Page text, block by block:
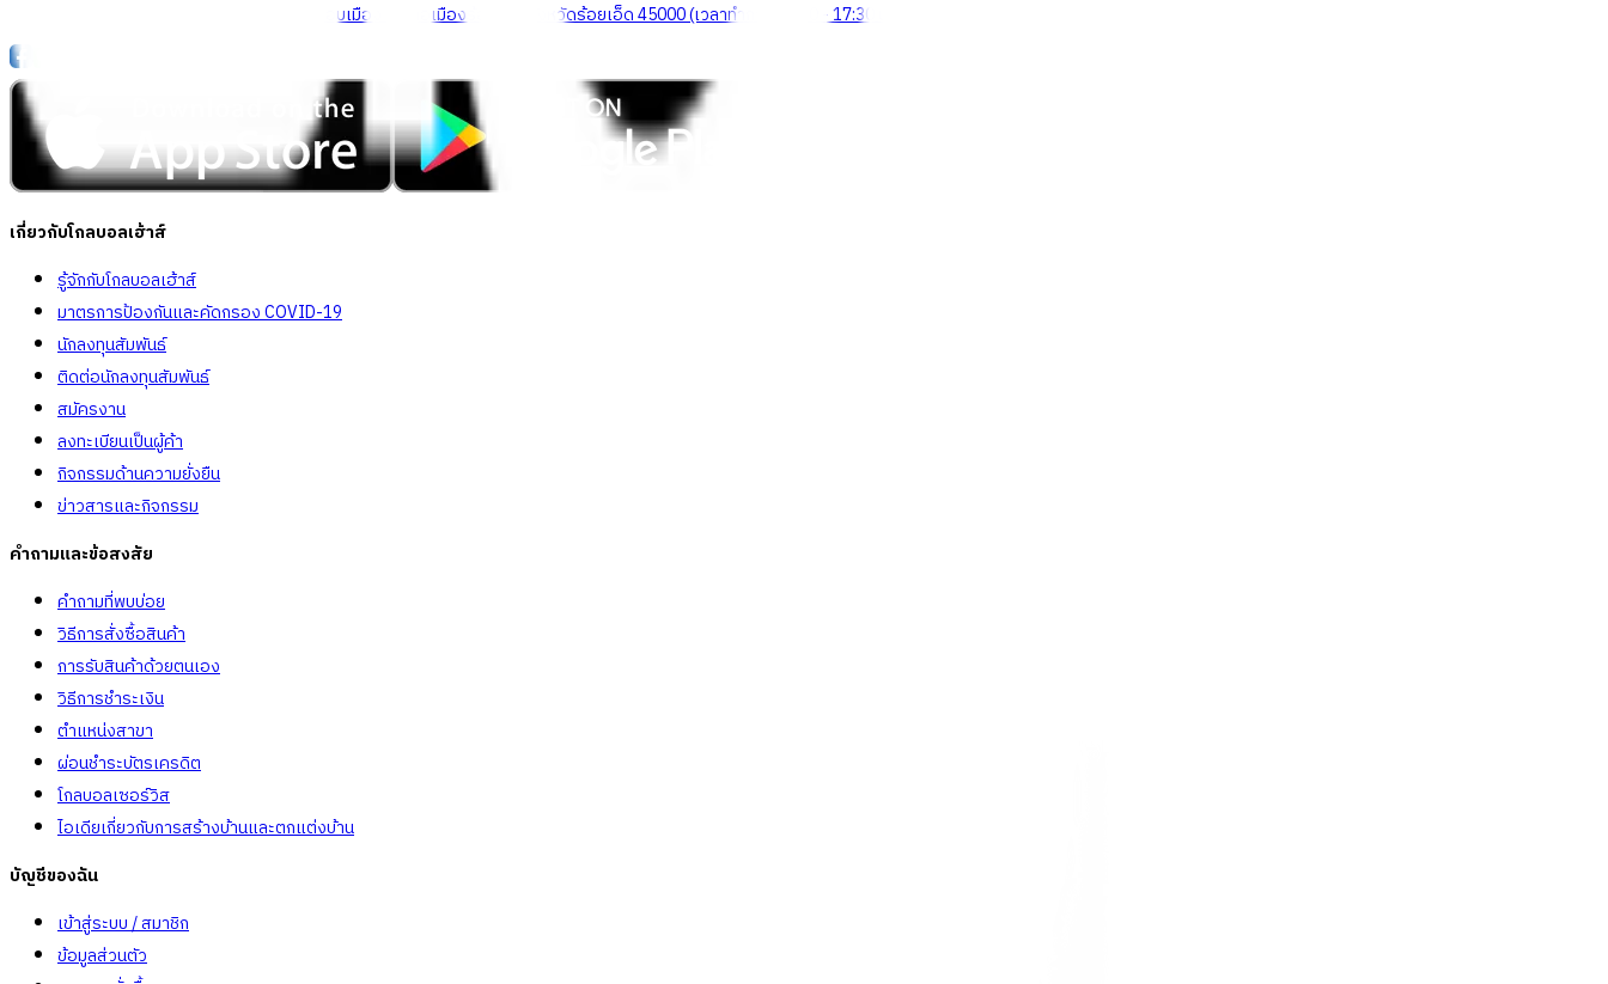
สำนักงานใหญ่: 232 หมู่ที่ 19 ตำบลรอบเมือง อำเภอเมืองร้อยเอ็ด จังหวัดร้อยเอ็ด 45000 (เวลาทำการ 08:30 - 17:30 น.)
เกี่ยวกับโกลบอลเฮ้าส์
รู้จักกับโกลบอลเฮ้าส์
มาตรการป้องกันและคัดกรอง COVID-19
นักลงทุนสัมพันธ์
ติดต่อนักลงทุนสัมพันธ์
สมัครงาน
ลงทะเบียนเป็นผู้ค้า
กิจกรรมด้านความยั่งยืน
ข่าวสารและกิจกรรม
คำถามและข้อสงสัย
คำถามที่พบบ่อย
วิธีการสั่งซื้อสินค้า
การรับสินค้าด้วยตนเอง
วิธีการชำระเงิน
ตำแหน่งสาขา
ผ่อนชำระบัตรเครดิต
โกลบอลเซอร์วิส
ไอเดียเกี่ยวกับการสร้างบ้านและตกแต่งบ้าน
บัญชีของฉัน
เข้าสู่ระบบ / สมาชิก
ข้อมูลส่วนตัว